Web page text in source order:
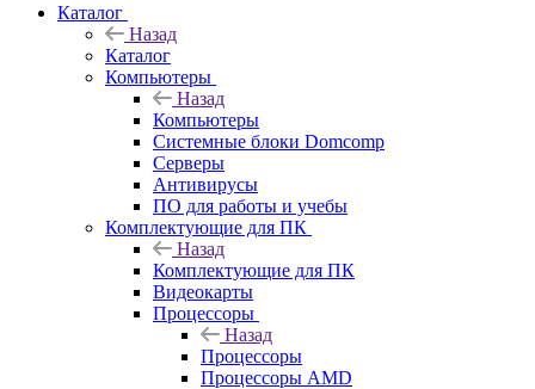
Каталог
Назад
Каталог
Компьютеры
Назад
Компьютеры
Системные блоки Domcomp
Серверы
Антивирусы
ПО для работы и учебы
Комплектующие для ПК
Назад
Комплектующие для ПК
Видеокарты
Процессоры
Назад
Процессоры
Процессоры AMD